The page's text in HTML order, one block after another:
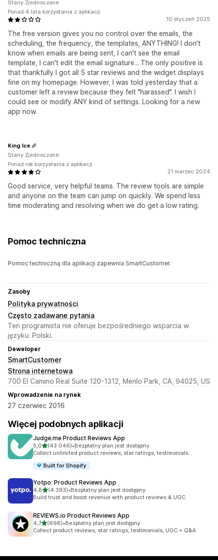
10 styczeń 2025
The free version gives you no control over the emails, the
scheduling, the frequency, the templates, ANYTHING! I don't
know when emails are being sent, I can't see the email
template, I can't edit the email signature... The only positive is
that thankfully I got all 5 star reviews and the widget displays
fine on my homepage. However, I was told yesterday that a
customer left a review because they felt "harassed". I wish I
could see or modify ANY kind of settings. Looking for a new
app now.
Stany Zjednoczone
Ponad 4 lata korzystania z aplikacji
21 marzec 2024
Good service, very helpful teams. The review tools are simple
and anyone on the team can jump on quickly. We spend less
time moderating and resolving when we do get a low rating.
King Ice
Stany Zjednoczone
Ponad rok korzystania z aplikacji
Pomoc techniczna
Pomoc techniczną dla aplikacji zapewnia SmartCustomer.
Zasoby
Polityka prywatności
Często zadawane pytania
Ten programista nie oferuje bezpośredniego wsparcia w
języku: Polski.
Deweloper
SmartCustomer
Strona internetowa
700 El Camino Real Suite 120-1312, Menlo Park, CA, 94025, US
Wprowadzenie na rynek
27 czerwiec 2016
Więcej podobnych aplikacji
Judge.me Product Reviews App
5,0na 5 gwiazdek
(43 046)
Łączna liczba recenzji: 43046
•Bezpłatny plan jest dostępny
Collect unlimited product reviews, star ratings, testimonials
Built for Shopify
Yotpo: Product Reviews App
4,8na 5 gwiazdek
(4 393)
Łączna liczba recenzji: 4393
•Bezpłatny plan jest dostępny
Build trust and boost revenue with product reviews & UGC
REVIEWS.io Product Reviews App
4,7na 5 gwiazdek
(698)
Łączna liczba recenzji: 698
•Bezpłatny plan jest dostępny
Collect product reviews, star ratings, testimonials, UGC + Q&A